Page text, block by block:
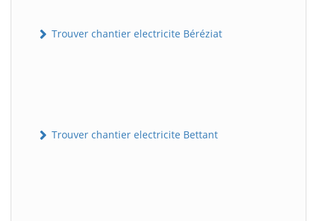
Trouver chantier electricite Béréziat
Trouver chantier electricite Bettant